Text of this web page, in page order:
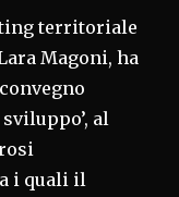
territoriale
Magoni, ha
al
i quali il